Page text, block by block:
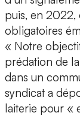
puis, en 2022,
obligatoires
« Notre
prédation de
dans un
syndicat a
laiterie pour «